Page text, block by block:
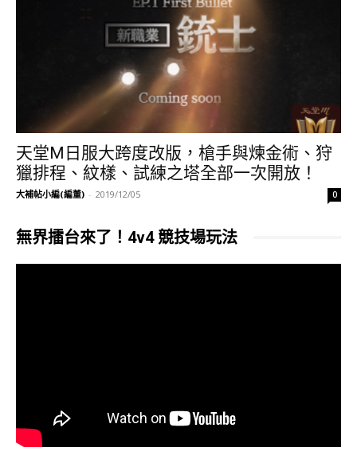
天堂M日服大跨度改版，槍手與煉金術、狩
獵排程、紋樣、試練之塔全部一次開放！
大補帖小編(編董) - 2019/12/05 0
無界擂台來了！4v4 競技場玩法